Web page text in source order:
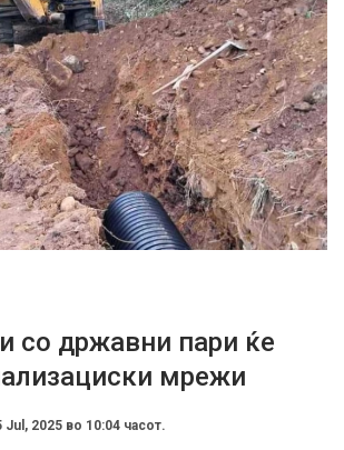
со државни пари ќе
мрежи
Jul, 2025 во 10:04 часот.